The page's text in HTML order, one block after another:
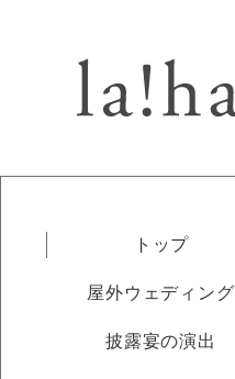
トップ
屋外ウェディング
披露宴の演出